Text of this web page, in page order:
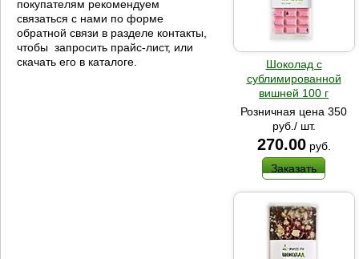
покупателям рекомендуем
связаться с нами по форме
обратной связи в разделе контакты,
чтобы запросить прайс-лист, или
скачать его в каталоге.
Шоколад с
сублимированной
вишней 100 г
Розничная цена 350
руб./ шт.
270.00 руб.
Заказать